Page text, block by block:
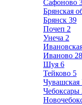
Сафоново
Брянская
Брянск 39
Почеп 2
Унеча 2
Иваново 28
Шуя 6
Тейково 5
Чебоксары